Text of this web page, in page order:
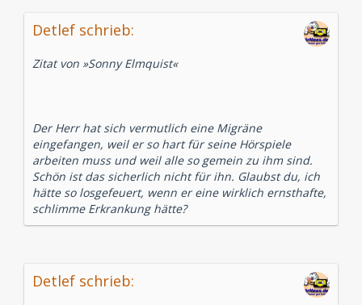
Detlef schrieb:
Zitat von »Sonny Elmquist«
Der Herr hat sich vermutlich eine Migräne
eingefangen, weil er so hart für seine Hörspiele
arbeiten muss und weil alle so gemein zu ihm sind.
Schön ist das sicherlich nicht für ihn. Glaubst du, ich
hätte so losgefeuert, wenn er eine wirklich ernsthafte,
schlimme Erkrankung hätte?
Detlef schrieb: